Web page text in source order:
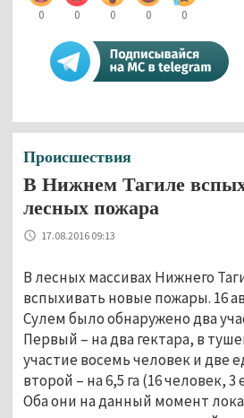
0 0 0 0 0
Происшествия
В Нижнем Тагиле
лесных пожара
17.08.2016 09:13
В лесных массивах Нижнего
вспыхивать новые пожары. 16
Сулем было обнаружено два
Первый – на два гектара, в
участие восемь человек и две
второй – на 6,5 га (16 человек,
Оба они на данный момент